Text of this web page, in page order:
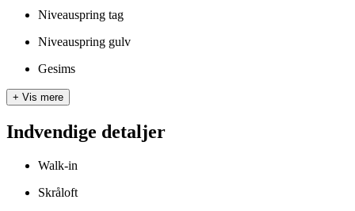
Niveauspring tag
Niveauspring gulv
Gesims
+ Vis mere
Indvendige detaljer
Walk-in
Skråloft